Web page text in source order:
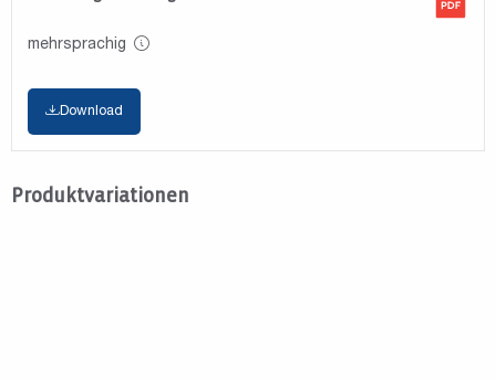
mehrsprachig
Download
Produktvariationen